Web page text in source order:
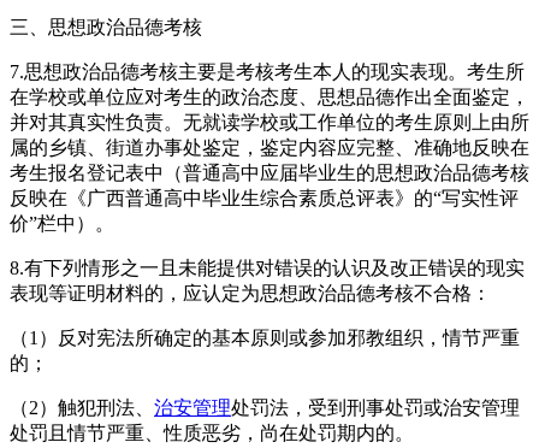
三、思想政治品德考核
7.思想政治品德考核主要是考核考生本人的现实表现。考生所
在学校或单位应对考生的政治态度、思想品德作出全面鉴定，
并对其真实性负责。无就读学校或工作单位的考生原则上由所
属的乡镇、街道办事处鉴定，鉴定内容应完整、准确地反映在
考生报名登记表中（普通高中应届毕业生的思想政治品德考核
反映在《广西普通高中毕业生综合素质总评表》的“写实性评
价”栏中）。
8.有下列情形之一且未能提供对错误的认识及改正错误的现实
表现等证明材料的，应认定为思想政治品德考核不合格：
（1）反对宪法所确定的基本原则或参加邪教组织，情节严重
的；
（2）触犯刑法、 治安管理处罚法，受到刑事处罚或治安管理
处罚且情节严重、性质恶劣，尚在处罚期内的。